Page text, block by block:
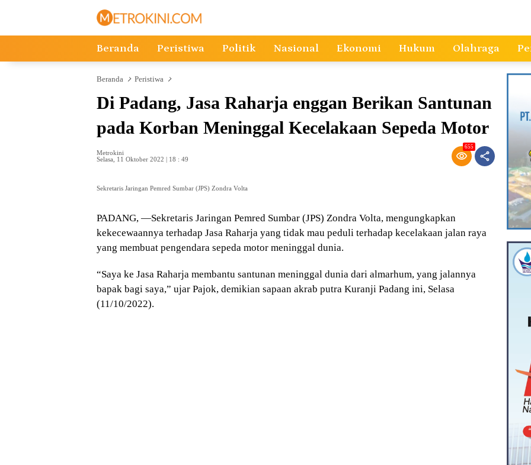
Beranda Peristiwa Politik Nasional Ekonomi Hukum Olahraga
Beranda Peristiwa
Di Padang, Jasa Raharja enggan Berikan Santunan
pada Korban Meninggal Kecelakaan Sepeda Motor
Metrokini
Selasa, 11 Oktober 2022 | 18 : 49
655
Sekretaris Jaringan Pemred Sumbar (JPS) Zondra Volta
PADANG, —Sekretaris Jaringan Pemred Sumbar (JPS) Zondra Volta, mengungkapkan
kekecewaannya terhadap Jasa Raharja yang tidak mau peduli terhadap kecelakaan jalan raya
yang membuat pengendara sepeda motor meninggal dunia.
“Saya ke Jasa Raharja membantu santunan meninggal dunia dari almarhum, yang jalannya
bapak bagi saya,” ujar Pajok, demikian sapaan akrab putra Kuranji Padang ini, Selasa
(11/10/2022).